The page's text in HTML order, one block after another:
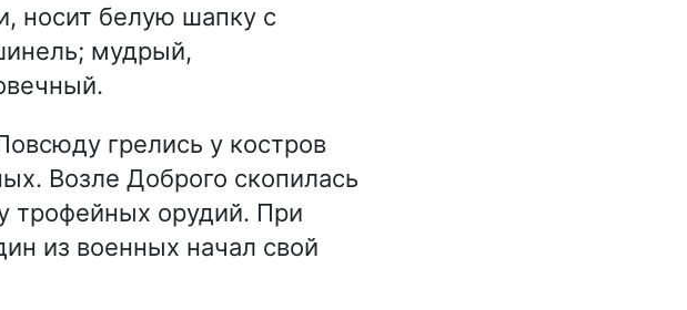
носит белую шапку с
мудрый,
грелись у костров
Возле Доброго скопилась
трофейных орудий. При
из военных начал свой